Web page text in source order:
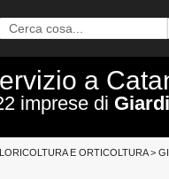
a
imprese di
E ORTICOLTURA>